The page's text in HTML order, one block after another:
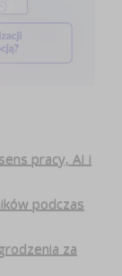
pracy, AI i
podczas
za